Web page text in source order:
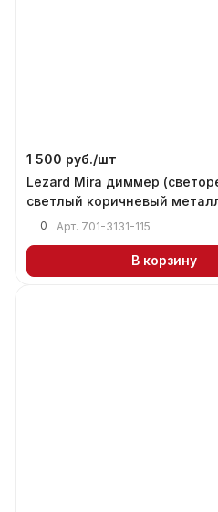
1 500 руб./шт
Lezard Mira диммер
светлый коричневый
0 Арт. 701-3131-115
В корзину